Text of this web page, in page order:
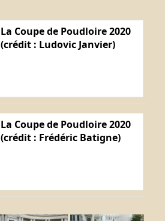
La Coupe de Poudloire 2020
(crédit : Ludovic Janvier)
La Coupe de Poudloire 2020
(crédit : Frédéric Batigne)